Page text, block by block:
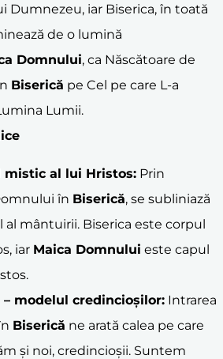
Dumnezeu, iar Biserica, în toată
de o lumină
Domnului, ca Născătoare de
Biserică pe Cel pe care L-a
Lumii.
mistic al lui Hristos: Prin
în Biserică, se subliniază
al mântuirii. Biserica este corpul
iar Maica Domnului este capul
– modelul credincioșilor: Intrarea
Biserică ne arată calea pe care
și noi, credincioșii. Suntem